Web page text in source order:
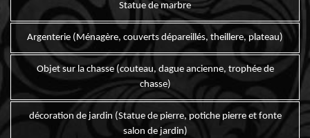
Statue de marbre
Argenterie (Ménagère, couverts dépareillés, theillere, plateau)
Objet sur la chasse (couteau, dague ancienne, trophée de
chasse)
décoration de jardin (Statue de pierre, potiche pierre et fonte
salon de jardin)